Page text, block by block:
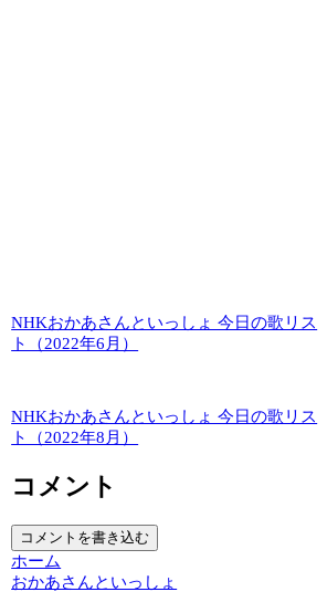
NHKおかあさんといっしょ 今日の歌リス
ト（2022年6月）
NHKおかあさんといっしょ 今日の歌リス
ト（2022年8月）
コメント
コメントを書き込む
ホーム
おかあさんといっしょ